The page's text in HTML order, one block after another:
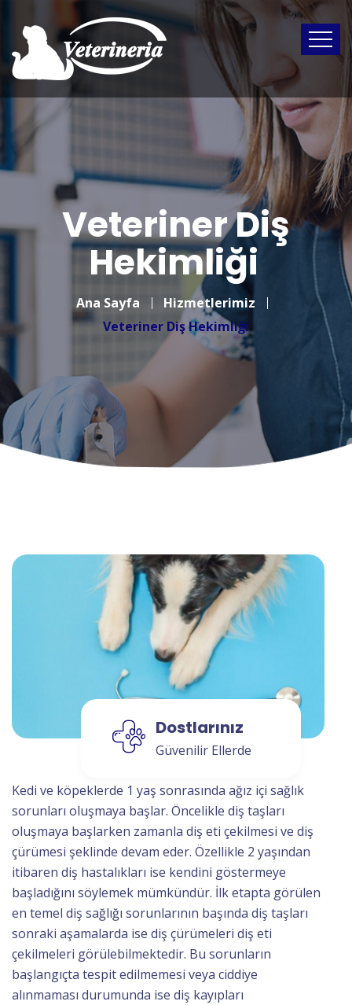
Veteriner Diş
Hekimliği
Ana Sayfa
Hizmetlerimiz
Veteriner Diş Hekimliği
Dostlarınız
Güvenilir Ellerde
Kedi ve köpeklerde 1 yaş sonrasında ağız içi sağlık
sorunları oluşmaya başlar. Öncelikle diş taşları
oluşmaya başlarken zamanla diş eti çekilmesi ve diş
çürümesi şeklinde devam eder. Özellikle 2 yaşından
itibaren diş hastalıkları ise kendini göstermeye
başladığını söylemek mümkündür. İlk etapta görülen
en temel diş sağlığı sorunlarının başında diş taşları
sonraki aşamalarda ise diş çürümeleri diş eti
çekilmeleri görülebilmektedir. Bu sorunların
başlangıçta tespit edilmemesi veya ciddiye
alınmaması durumunda ise diş kayıpları